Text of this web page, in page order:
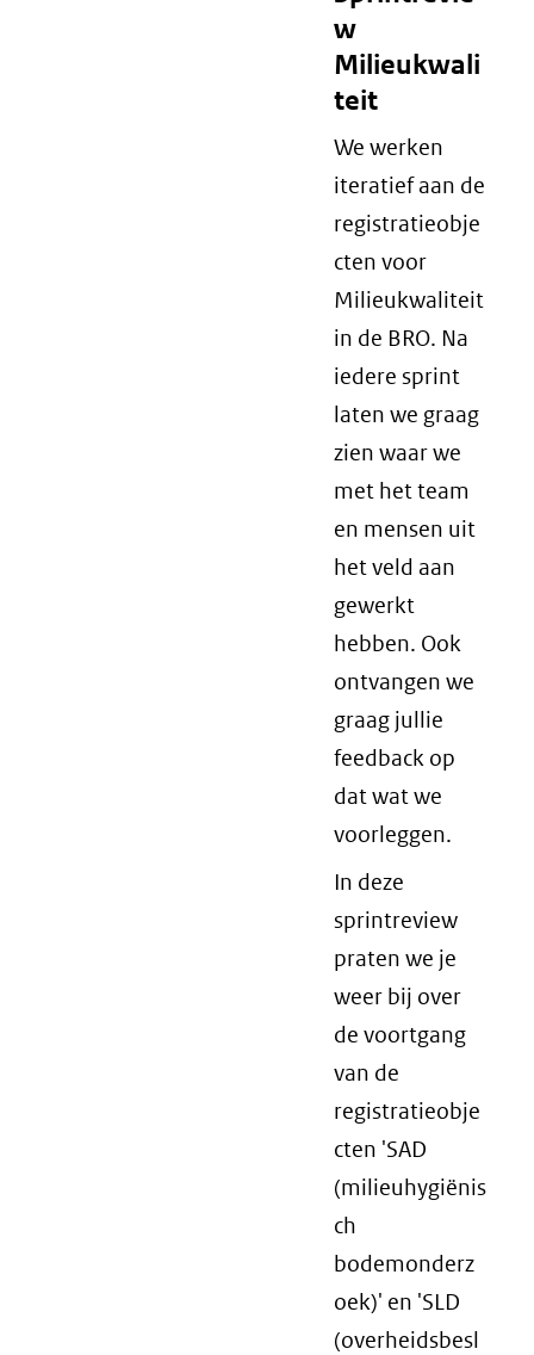
w
Milieukwali
teit
We werken
iteratief aan de
registratieobje
cten voor
Milieukwaliteit
in de BRO. Na
iedere sprint
laten we graag
zien waar we
met het team
en mensen uit
het veld aan
gewerkt
hebben. Ook
ontvangen we
graag jullie
feedback op
dat wat we
voorleggen.
In deze
sprintreview
praten we je
weer bij over
de voortgang
van de
registratieobje
cten 'SAD
(milieuhygiënis
ch
bodemonderz
oek)' en 'SLD
(overheidsbesl